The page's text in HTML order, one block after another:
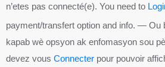
n’etes pas connecté(e). You need to
payment/transfert option and info. — Ou
kapab wè opsyon ak enfomasyon sou
devez vous Connecter pour pouvoir